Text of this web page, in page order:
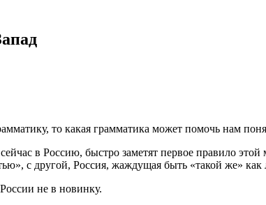
то какая грамматика может помочь нам
в Россию, быстро заметят первое правило
с другой, Россия, жаждущая быть «такой же»
не в новинку.